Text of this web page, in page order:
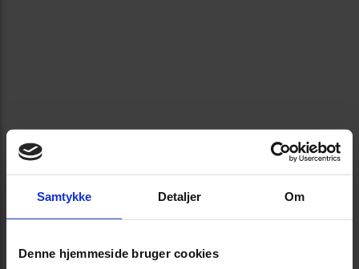
Samtykke Detaljer Om
Denne hjemmeside bruger cookies